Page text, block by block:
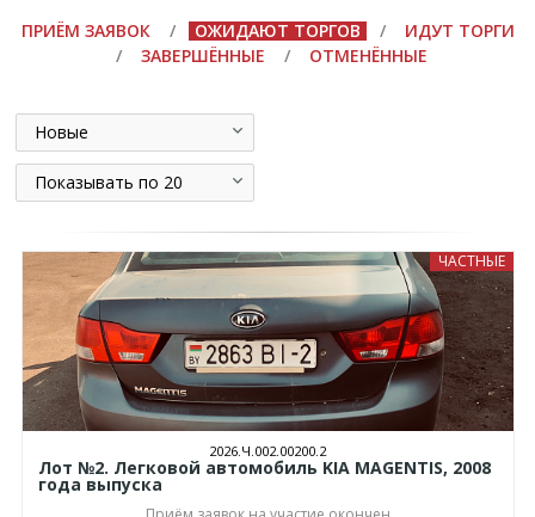
ПРИЁМ ЗАЯВОК / ОЖИДАЮТ ТОРГОВ /
ИДУТ ТОРГИ
/
ЗАВЕРШЁННЫЕ / ОТМЕНЁННЫЕ
Новые
Показывать по 20
ЧАСТНЫЕ
2026.Ч.002.00200.2
Лот №2. Легковой автомобиль KIA MAGENTIS, 2008
года выпуска